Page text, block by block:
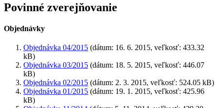
Povinné zverejňovanie
Objednávky
Objednávka 04/2015 (dátum: 16. 6. 2015, veľkosť: 433.32
kB)
Objednávka 03/2015 (dátum: 18. 5. 2015, veľkosť: 446.07
kB)
Objednávka 02/2015 (dátum: 2. 3. 2015, veľkosť: 524.05 kB)
Objednávka 01/2015 (dátum: 19. 1. 2015, veľkosť: 425.96
kB)